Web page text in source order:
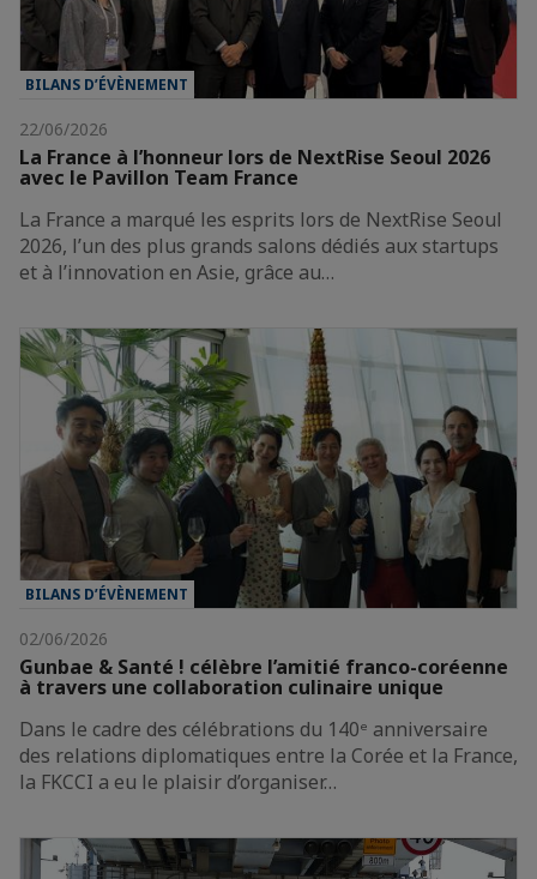
BILANS D’ÉVÈNEMENT
22/06/2026
La France à l’honneur lors de NextRise Seoul 2026
avec le Pavillon Team France
La France a marqué les esprits lors de NextRise Seoul
2026, l’un des plus grands salons dédiés aux startups
et à l’innovation en Asie, grâce au…
BILANS D’ÉVÈNEMENT
02/06/2026
Gunbae & Santé ! célèbre l’amitié franco-coréenne
à travers une collaboration culinaire unique
Dans le cadre des célébrations du 140ᵉ anniversaire
des relations diplomatiques entre la Corée et la France,
la FKCCI a eu le plaisir d’organiser…